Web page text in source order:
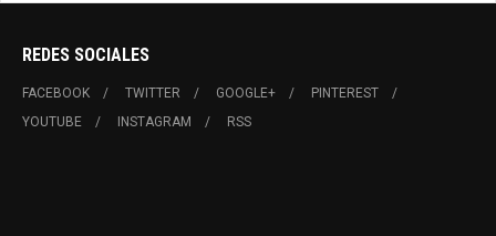
REDES SOCIALES
FACEBOOK TWITTER GOOGLE+
PINTEREST
YOUTUBE
INSTAGRAM RSS